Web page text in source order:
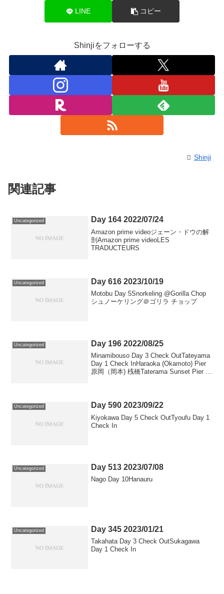
LINE コピー
Shinjiをフォローする
Shinji
関連記事
Uncategorized Day 164 2022/07/24
Amazon prime videoジェーン・ドウの解
剖Amazon prime videoLES
TRADUCTEURS
Uncategorized Day 616 2023/10/19
Motobu Day 5Snorkeling @Gorilla Chop
シュノーケリング＠ゴリラ チョップ
Uncategorized Day 196 2022/08/25
Minamibouso Day 3 Check OutTateyama
Day 1 Check InHaraoka (Okamoto) Pier
原岡（岡本) 桟橋Taterama Sunset Pier 館
Uncategorized Day 590 2023/09/22
Kiyokawa Day 5 Check OutTyoufu Day 1
Check In
Uncategorized Day 513 2023/07/08
Nago Day 10Hanauru
Uncategorized Day 345 2023/01/21
Takahata Day 3 Check OutSukagawa
Day 1 Check In